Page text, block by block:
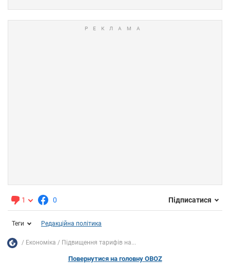
1 0 Підписатися
Теги Редакційна політика
Економіка Підвищення тарифів на...
Повернутися на головну OBOZ